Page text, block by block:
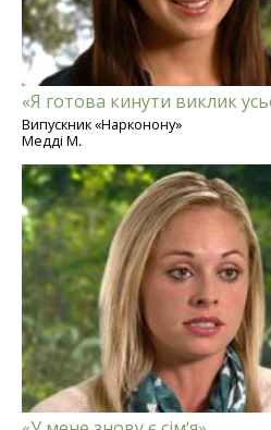
«Я готова кинути виклик
Випускник «Нарконону»
Медді М.